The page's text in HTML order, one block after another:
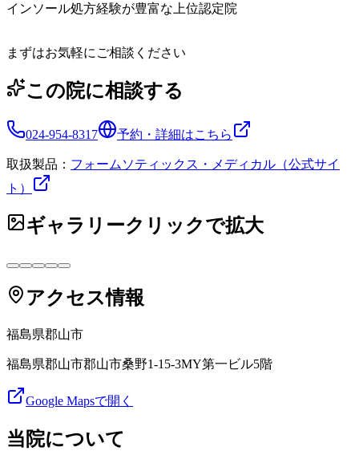
インソール処方経験が豊富な上位認定院
まずはお気軽にご相談ください
この院に相談する
024-954-8317 予約・詳細はこちら
取扱製品： フォームソティックス・メディカル（公式サイ
ト）
ギャラリークリックで拡大
アクセス情報
福島県郡山市
福島県郡山市郡山市桑野1-15-3MY第一ビル5階
Google Mapsで開く
当院について